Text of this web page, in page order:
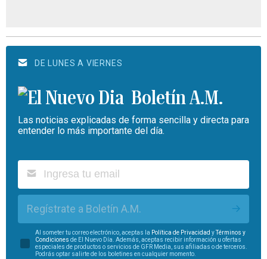
DE LUNES A VIERNES
Boletín A.M.
Las noticias explicadas de forma sencilla y directa para
entender lo más importante del día.
Regístrate a Boletín A.M.
Al someter tu correo electrónico, aceptas la Política de Privacidad yTérminos y
Condiciones de El Nuevo Día. Además, aceptas recibir información u ofertas
especiales de productos o servicios de GFR Media, sus afiliadas o de terceros.
Podrás optar salirte de los boletines en cualquier momento.